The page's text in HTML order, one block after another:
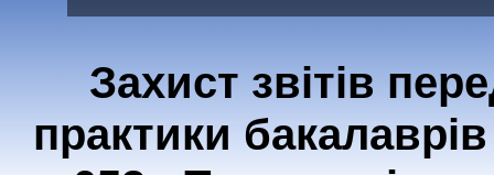
Захист звітів
практики